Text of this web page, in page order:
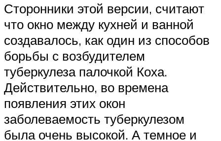
Сторонники этой версии, считают
что окно между кухней и ванной
создавалось, как один из способов
борьбы с возбудителем
туберкулеза палочкой Коха.
Действительно, во времена
появления этих окон
заболеваемость туберкулезом
была очень высокой. А темное и